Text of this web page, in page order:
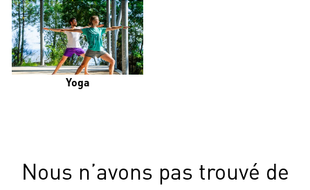
Yoga
Nous n’avons pas trouvé de